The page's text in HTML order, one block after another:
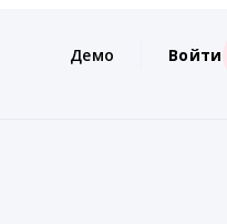
Демо Войти